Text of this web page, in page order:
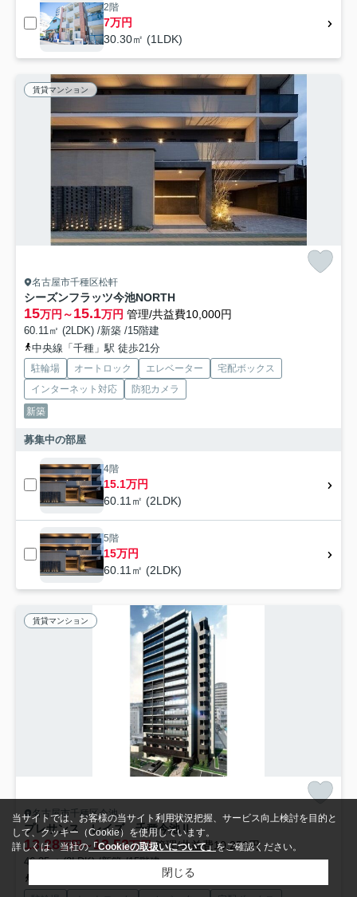
2階
7万円
30.30㎡ (1LDK)
賃貸マンション
名古屋市千種区松軒
シーズンフラッツ今池NORTH
15万円～15.1万円 管理/共益費10,000円
60.11㎡ (2LDK) /新築 /15階建
中央線「千種」駅 徒歩21分
駐輪場 オートロック エレベーター
宅配ボックス
インターネット対応
防犯カメラ
新築
募集中の部屋
4階
15.1万円
60.11㎡ (2LDK)
5階
15万円
60.11㎡ (2LDK)
賃貸マンション
名古屋市千種区今池
プレサンス レイズ 千種今池Ⅱ
13.28万円～ 13.52万円管理/共益費10,250円
46.35㎡ (2LDK) /新築 /15階建
当サイトでは、お客様の当サイト利用状況把握、サービス向上検討を目的と
して、クッキー（Cookie）を使用しています。
詳しくは、当社の「Cookieの取扱いについて」をご確認ください。
閉じる